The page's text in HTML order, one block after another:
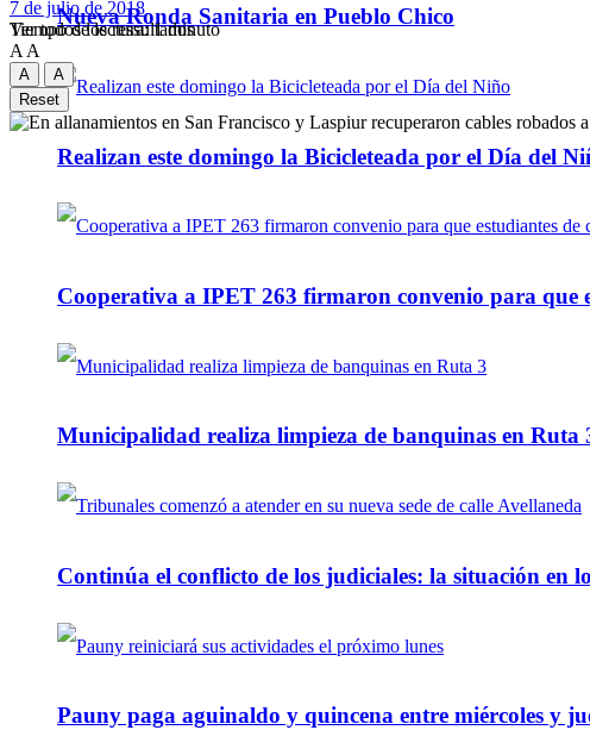
Nueva Ronda Sanitaria en Pueblo Chico
Realizan este domingo la Bicicleteada por el Día del
Cooperativa a IPET 263 firmaron convenio para que
Municipalidad realiza limpieza de banquinas en Ruta
Continúa el conflicto de los judiciales: la situación en
Pauny paga aguinaldo y quincena entre miércoles y
Ver todos los ressultados
7 de julio de 2018
Tiempo de lectura: 1 minuto
A A
A
A
Reset